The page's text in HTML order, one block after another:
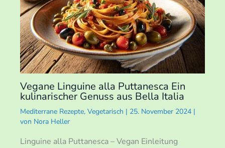
Vegane Linguine alla Puttanesca Ein
kulinarischer Genuss aus Bella Italia
Mediterrane Rezepte, Vegetarisch | 25. November 2024 |
von Nora Heller
Linguine alla Puttanesca – Vegan Einleitung